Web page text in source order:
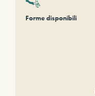
Forme disponibili